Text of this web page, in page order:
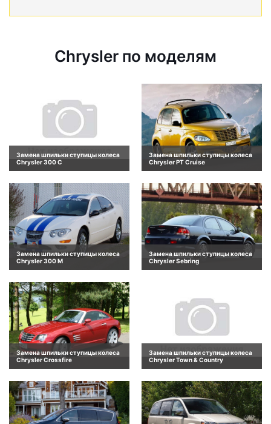
Chrysler по моделям
Замена шпильки ступицы колеса
Chrysler 300 C
Замена шпильки ступицы колеса
Chrysler PT Cruise
Замена шпильки ступицы колеса
Chrysler 300 M
Замена шпильки ступицы колеса
Chrysler Sebring
Замена шпильки ступицы колеса
Chrysler Crossfire
Замена шпильки ступицы колеса
Chrysler Town & Country